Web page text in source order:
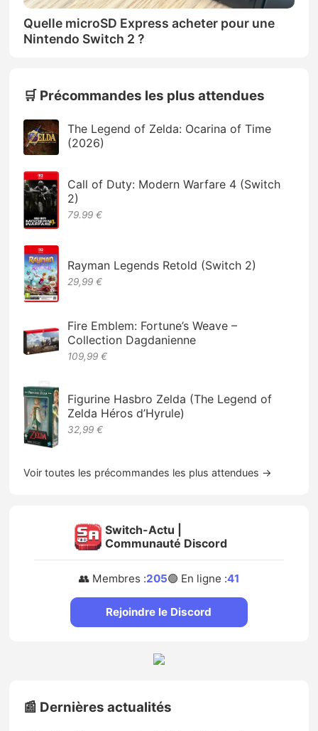
Quelle microSD Express acheter pour une
Nintendo Switch 2 ?
🛒 Précommandes les plus attendues
The Legend of Zelda: Ocarina of Time
(2026)
Call of Duty: Modern Warfare 4 (Switch
2)
79.99 €
Rayman Legends Retold (Switch 2)
29,99 €
Fire Emblem: Fortune’s Weave –
Collection Dagdanienne
109,99 €
Figurine Hasbro Zelda (The Legend of
Zelda Héros d’Hyrule)
32,99 €
Voir toutes les précommandes les plus attendues →
Switch-Actu |
Communauté Discord
👥 Membres :205🟢 En ligne :41
Rejoindre le Discord
📰 Dernières actualités